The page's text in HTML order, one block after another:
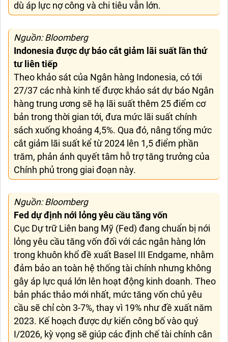
dù áp lực nợ công và chi tiêu vẫn lớn.
Nguồn: Bloomberg
Indonesia được dự báo cắt giảm lãi suất lần thứ
tư liên tiếp
Theo khảo sát của Ngân hàng Indonesia, có tới
27/37 các nhà kinh tế được khảo sát dự báo Ngân
hàng trung ương sẽ hạ lãi suất thêm 25 điểm cơ
bản trong thời gian tới, đưa mức lãi suất chính
sách xuống khoảng 4,5%. Qua đó, nâng tổng mức
cắt giảm lãi suất kể từ 2024 lên 1,5 điểm phần
trăm, phản ánh quyết tâm hỗ trợ tăng trưởng của
Chính phủ trong giai đoạn này.
Nguồn: Bloomberg
Fed dự định nới lỏng yêu cầu tăng vốn
Cục Dự trữ Liên bang Mỹ (Fed) đang chuẩn bị nới
lỏng yêu cầu tăng vốn đối với các ngân hàng lớn
trong khuôn khổ đề xuất Basel III Endgame, nhằm
đảm bảo an toàn hệ thống tài chính nhưng không
gây áp lực quá lớn lên hoạt động kinh doanh. Theo
bản phác thảo mới nhất, mức tăng vốn chủ yêu
cầu sẽ chỉ còn 3-7%, thay vì 19% như đề xuất năm
2023. Kế hoạch được dự kiến công bố vào quý
I/2026, kỳ vọng sẽ giúp các định chế tài chính cân